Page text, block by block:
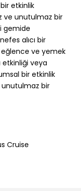
etkinlik
ve unutulmaz bir
gemide
alıcı bir
ve yemek
etkinliği veya
bir etkinlik
unutulmaz bir
Cruise